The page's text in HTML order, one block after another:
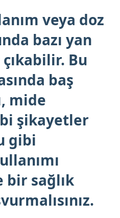
veya doz
bazı yan
Bu
baş
mide
şikayetler
gibi
bir sağlık